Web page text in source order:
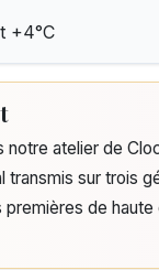
+4°C
notre atelier de
transmis sur trois
de